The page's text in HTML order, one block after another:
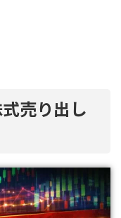
売り出し